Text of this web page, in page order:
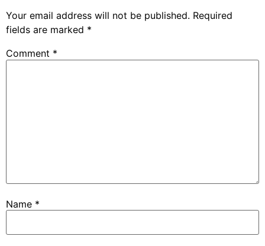
Your email address will not be published. Required
fields are marked *
Comment *
Name *